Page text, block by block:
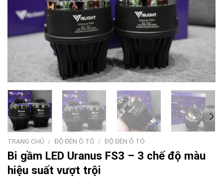
TRANG CHỦ / ĐỘ ĐÈN Ô TÔ / ĐỘ ĐÈN Ô TÔ
Bi gầm LED Uranus FS3 – 3 chế độ màu
hiệu suất vượt trội